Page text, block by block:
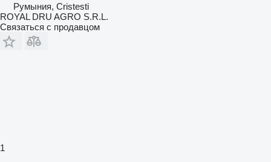
Румыния, Cristesti
ROYAL DRU AGRO S.R.L.
Связаться с продавцом
1